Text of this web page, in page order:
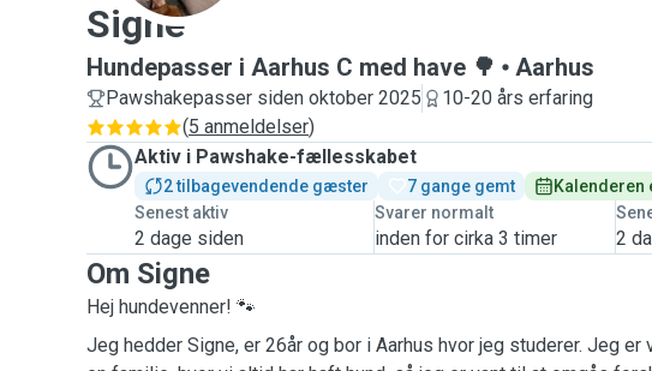
Signe
Hundepasser i Aarhus C med have 🌳 Aarhus
Pawshakepasser siden oktober 2025
10-20 års erfaring
(5 anmeldelser)
Aktiv i Pawshake-fællesskabet
2 tilbagevendende gæster 7 gange gemt
Kalenderen
Senest aktiv
2 dage siden
Svarer normalt
inden for cirka 3 timer 2
Om Signe
Hej hundevenner! 🐾
Jeg hedder Signe, er 26år og bor i Aarhus hvor jeg studerer. Jeg er